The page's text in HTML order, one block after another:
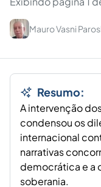
Mauro Vasni
Resumo:
A intervenção
condensou os
internacional
narrativas
democrática e a
soberania.